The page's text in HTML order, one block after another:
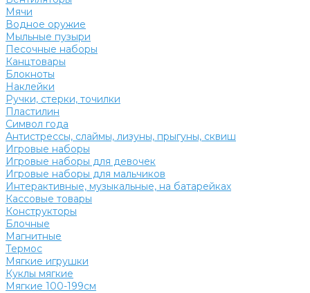
Мячи
Водное оружие
Мыльные пузыри
Песочные наборы
Канцтовары
Блокноты
Наклейки
Ручки, стерки, точилки
Пластилин
Символ года
Антистрессы, слаймы, лизуны, прыгуны, сквиш
Игровые наборы
Игровые наборы для девочек
Игровые наборы для мальчиков
Интерактивные, музыкальные, на батарейках
Кассовые товары
Конструкторы
Блочные
Магнитные
Термос
Мягкие игрушки
Куклы мягкие
Мягкие 100-199см